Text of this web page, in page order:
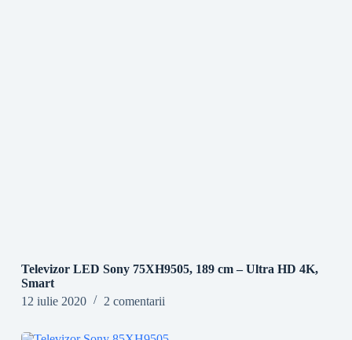
Televizor LED Sony 75XH9505, 189 cm – Ultra HD 4K,
Smart
12 iulie 2020
2 comentarii